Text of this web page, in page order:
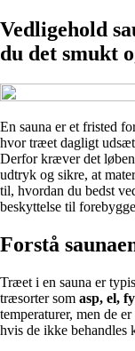
Vedligehold
du det smukt
En sauna er et fristed
hvor træet dagligt
Derfor kræver det
udtryk og sikre, at
til, hvordan du bedst
beskyttelse til
Forstå
Træet i en sauna er
træsorter som asp, el,
temperaturer, men de
hvis de ikke behandles